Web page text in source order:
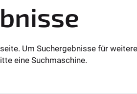
Um Suchergebnisse für
eine Suchmaschine.